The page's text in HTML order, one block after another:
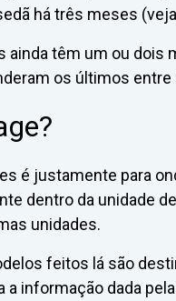
há três meses
ainda têm um ou dois
os últimos
é justamente para
dentro da unidade
unidades.
feitos lá são
a informação dada pela